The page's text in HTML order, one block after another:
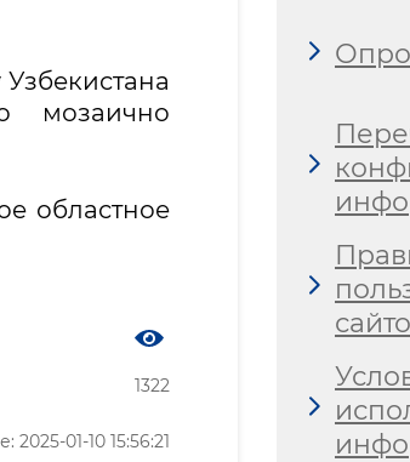
мозаично
областное
1322
01-10 15:56:21